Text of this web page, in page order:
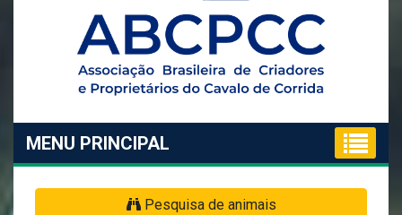
MENU PRINCIPAL
Pesquisa de animais